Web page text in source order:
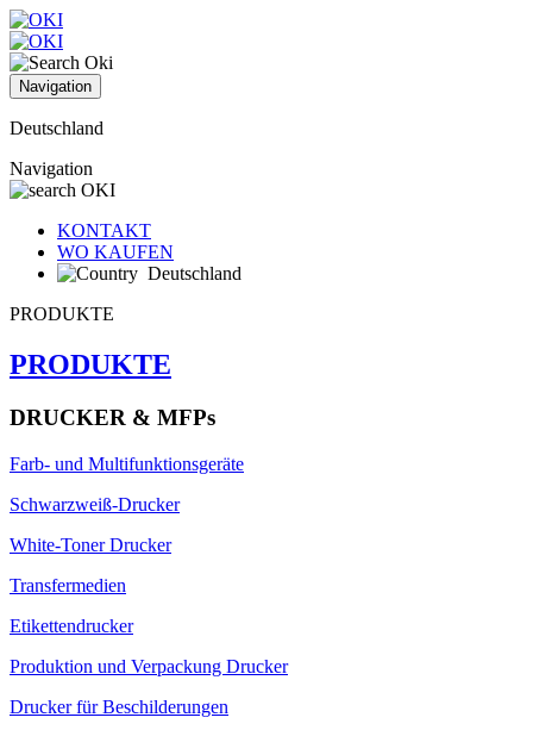
Navigation
Deutschland
Navigation
KONTAKT
WO KAUFEN
Deutschland
PRODUKTE
PRODUKTE
DRUCKER & MFPs
Farb- und Multifunktionsgeräte
Schwarzweiß-Drucker
White-Toner Drucker
Transfermedien
Etikettendrucker
Produktion und Verpackung Drucker
Drucker für Beschilderungen